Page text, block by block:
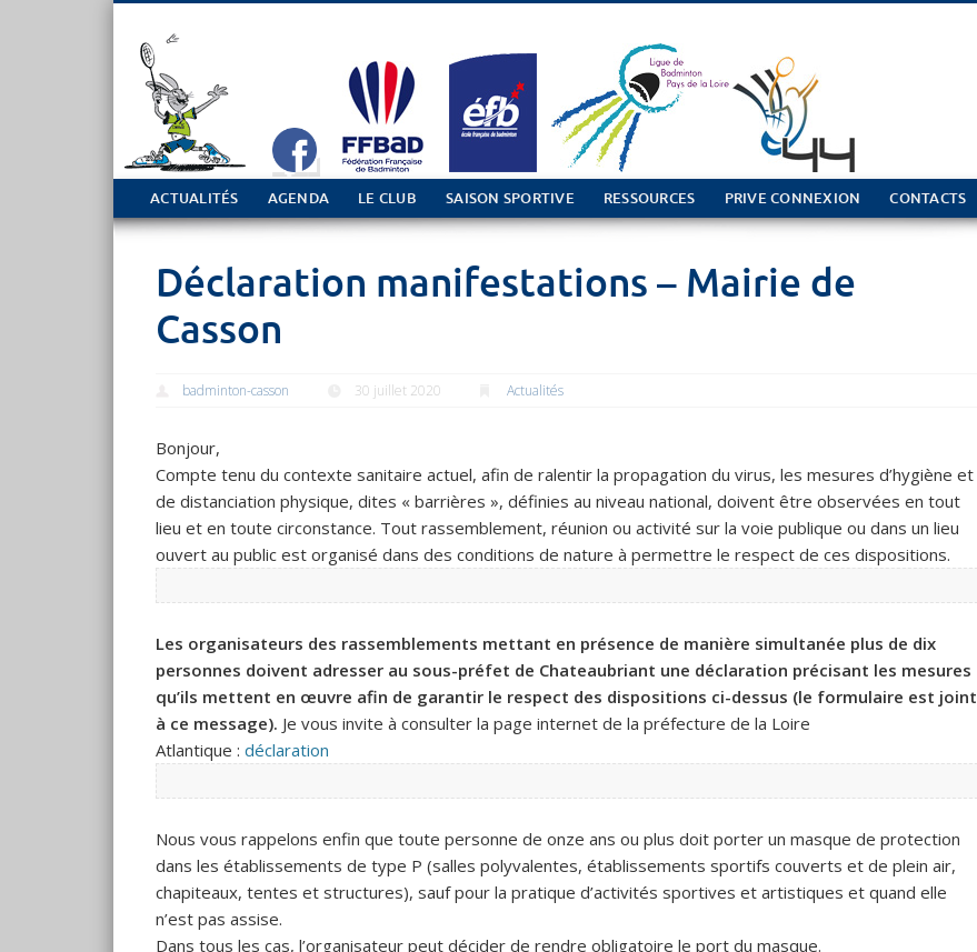
Tout sur le club de Badminton à Casson
ACTUALITÉS AGENDA LE CLUB SAISON SPORTIVE RESSOURCES PRIVE CONNEXION CONTACTS
Déclaration manifestations – Mairie de
Casson
badminton-casson 30 juillet 2020 Actualités
Bonjour,
Compte tenu du contexte sanitaire actuel, afin de ralentir la propagation du virus, les mesures d’hygiène et
de distanciation physique, dites « barrières », définies au niveau national, doivent être observées en tout
lieu et en toute circonstance. Tout rassemblement, réunion ou activité sur la voie publique ou dans un lieu
ouvert au public est organisé dans des conditions de nature à permettre le respect de ces dispositions.
Les organisateurs des rassemblements mettant en présence de manière simultanée plus de dix
personnes doivent adresser au sous-préfet de Chateaubriant une déclaration précisant les mesures
qu’ils mettent en œuvre afin de garantir le respect des dispositions ci-dessus (le formulaire est joint
à ce message). Je vous invite à consulter la page internet de la préfecture de la Loire
Atlantique :déclaration
Nous vous rappelons enfin que toute personne de onze ans ou plus doit porter un masque de protection
dans les établissements de type P (salles polyvalentes, établissements sportifs couverts et de plein air,
chapiteaux, tentes et structures), sauf pour la pratique d’activités sportives et artistiques et quand elle
n’est pas assise.
Dans tous les cas, l’organisateur peut décider de rendre obligatoire le port du masque.